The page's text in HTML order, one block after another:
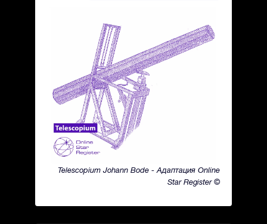
Telescopium Johann Bode - Адаптация Online
Star Register ©